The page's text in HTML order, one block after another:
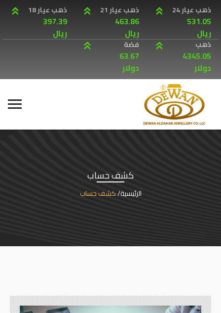
ذهب عيار 24
531.05
ريال
ذهب عيار 21
463.86
ريال
ذهب عيار 18
397.39
ريال
ذهب
4345.05
دولار
فضة
63.67
دولار
كشف حساب
الرئيسية كشف حساب